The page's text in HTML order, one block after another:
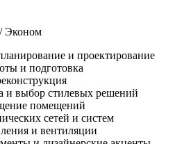
Эконом​
и проектирование
и подготовка
и выбор стилевых решений
помещений
сетей и систем
и вентиляции